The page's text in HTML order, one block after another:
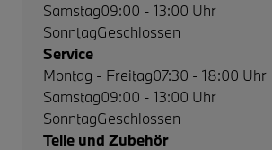
Samstag09:00 - 13:00 Uhr
SonntagGeschlossen
Service
Montag - Freitag07:30 - 18:00 Uhr
Samstag09:00 - 13:00 Uhr
SonntagGeschlossen
Teile und Zubehör